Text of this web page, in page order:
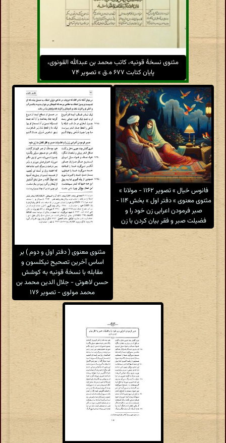
مثنوی نسخهٔ قونیه، کاتب محمد بن عبدالله القونوی،
پایان کتابت ۶۷۷ ه.ق » تصویر ۷۴
فانوس خیال » تصویر ۱۱۶۲ - مولانا »
مثنوی معنوی » دفتر اول » بخش ۱۱۴ -
صبر فرمودن اعرابی زن خود را و
فضیلت صبر و فقر بیان کردن با زن
مثنوی معنوی ( دفتر اول و دوم ) بر
اساس آخرین تصحیح نیکلسون و
مقابله با نسخهٔ قونیه به کوشش
حسن لاهوتی - جلال الدین محمد بن
محمد مولوی - تصویر ۱۷۶